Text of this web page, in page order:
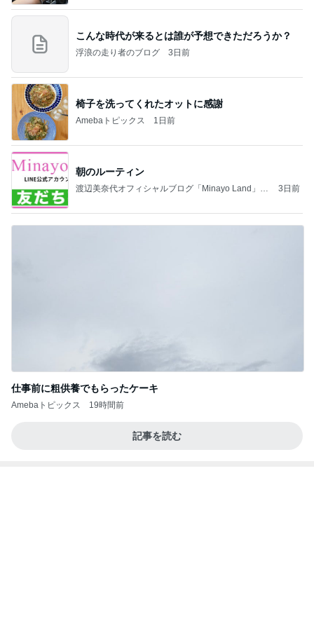
こんな時代が来るとは誰が予想できただろうか？
浮浪の走り者のブログ 3日前
椅子を洗ってくれたオットに感謝
Amebaトピックス 1日前
朝のルーティン
渡辺美奈代オフィシャルブログ「Minayo Land」P
3日前
仕事前に粗供養でもらったケーキ
Amebaトピックス 19時間前
記事を読む